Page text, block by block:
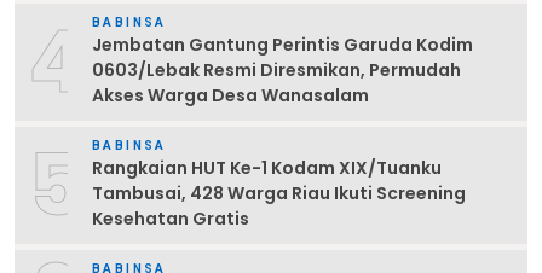
4 BABINSA
Jembatan Gantung Perintis Garuda Kodim
0603/Lebak Resmi Diresmikan, Permudah
Akses Warga Desa Wanasalam
5 BABINSA
Rangkaian HUT Ke-1 Kodam XIX/Tuanku
Tambusai, 428 Warga Riau Ikuti Screening
Kesehatan Gratis
BABINSA